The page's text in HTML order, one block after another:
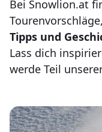
Bei Snowlion.at
Tipps und
Lass dich
werde Teil